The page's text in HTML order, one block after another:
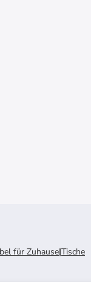
für Zuhause|Tische